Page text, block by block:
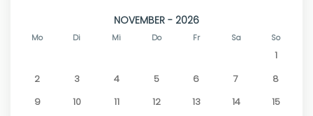
NOVEMBER - 2026
Mo Di Mi Do Fr Sa So
1
2
3 4 5 6 7
8
9
10 11 12 13 14
15